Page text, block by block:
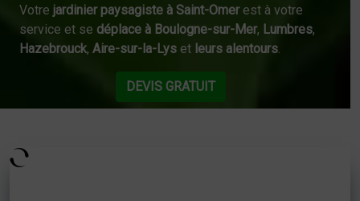
Votre jardinier paysagiste à Saint-Omerest à votre
service et se déplace à Boulogne-sur-Mer, Lumbres,
Hazebrouck, Aire-sur-la-Lys et leurs alentours.
DEVIS GRATUIT